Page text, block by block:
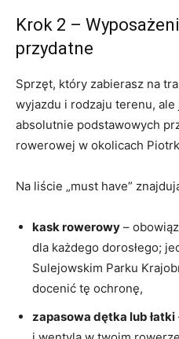
Krok 2 –
przydatne
Sprzęt, który zabierasz na
wyjazdu i rodzaju terenu,
absolutnie podstawowych
rowerowej w okolicach
Na liście „must have”
kask rowerowy –
dla każdego dorosłego;
Sulejowskim Parku
docenić tę ochronę,
zapasowa dętka lub łatki